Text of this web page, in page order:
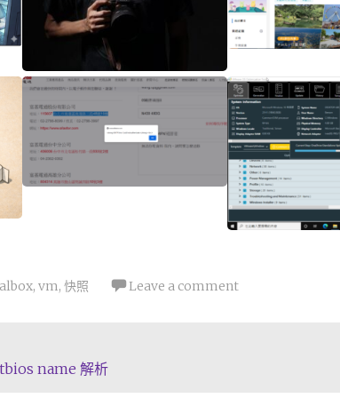
, vm, 快照 Leave a comment
name 解析